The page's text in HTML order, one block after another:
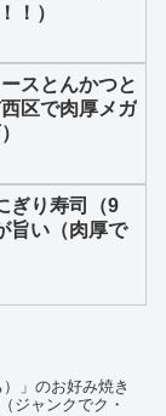
！）
スとんかつと
区で肉厚メガ
ぎり寿司（9
旨い（肉厚で
」のお好み焼き
ジャンクでク・